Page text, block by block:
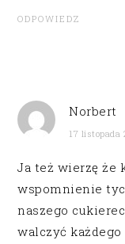
ODPOWIEDZ
Norbert
17 listopada
Ja też wierzę że
wspomnienie
naszego
walczyć